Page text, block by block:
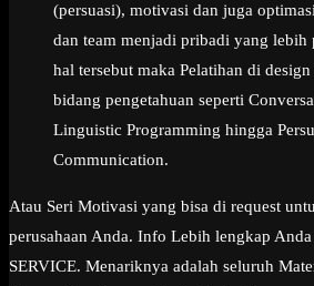
(persuasi), motivasi dan juga
dan team menjadi pribadi yang lebih
hal tersebut maka Pelatihan di
bidang pengetahuan seperti
Linguistic Programming hingga
Communication.
Atau Seri Motivasi yang bisa di request
perusahaan Anda. Info Lebih lengkap
SERVICE. Menariknya adalah seluruh